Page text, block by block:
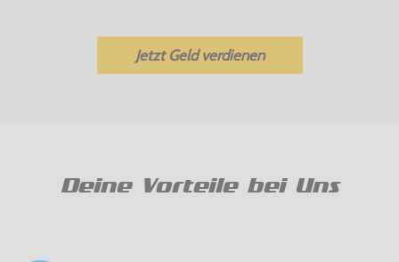
Jetzt Geld verdienen
Deine Vorteile bei Uns